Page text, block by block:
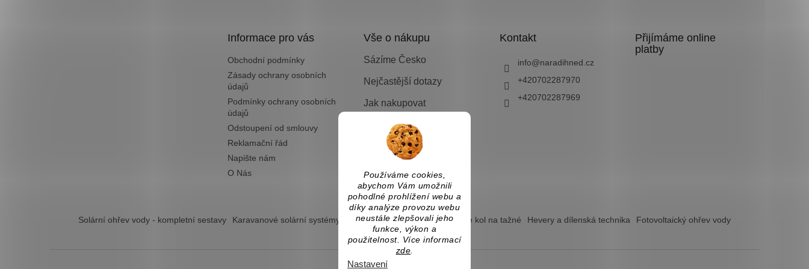
Používáme cookies,
abychom Vám umožnili
pohodlné prohlížení webu a
díky analýze provozu webu
neustále zlepšovali jeho
funkce, výkon a
použitelnost. Více informací
zde.
Nastavení
Informace pro vás
Obchodní podmínky
Zásady ochrany osobních
údajů
Podmínky ochrany osobních
údajů
Odstoupení od smlouvy
Reklamační řád
Napište nám
O Nás
Vše o nákupu
Sázíme Česko
Nejčastější dotazy
Jak nakupovat
Doprava a platba
Vrácení zboží nebo
výměna
Kontakt
info@naradihned.cz
+420702287970
+420702287969
Přijímáme online
platby
Solární ohřev vody - kompletní sestavy Karavanové solární systémy Ostrovní solární systémy Nosiče kol na tažné Hevery a dílenská technika Fotovoltaický ohřev vody